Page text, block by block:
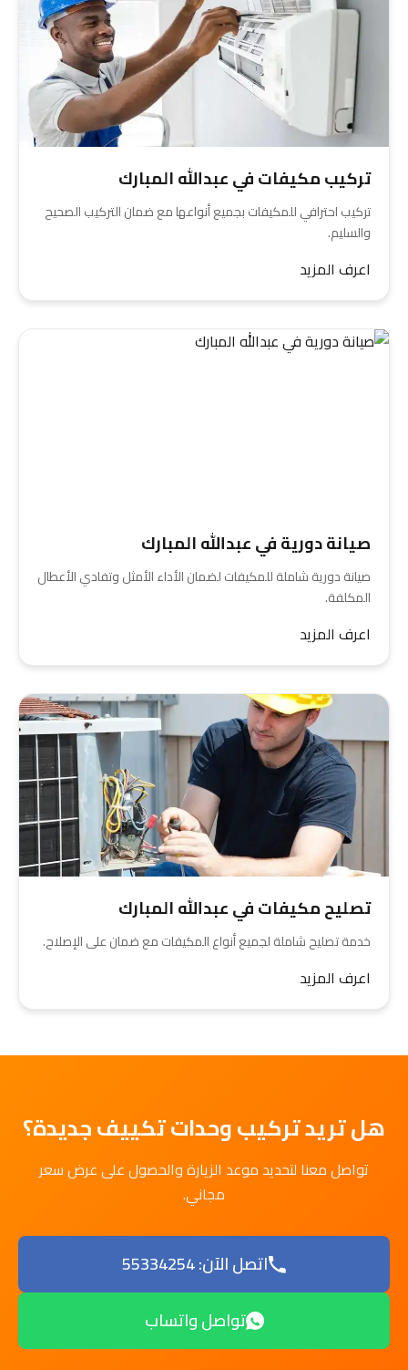
تركيب مكيفات في عبدالله المبارك
تركيب احترافي للمكيفات بجميع أنواعها مع ضمان التركيب الصحيح
والسليم.
اعرف المزيد
صيانة دورية في عبدالله المبارك
صيانة دورية شاملة للمكيفات لضمان الأداء الأمثل وتفادي الأعطال
المكلفة.
اعرف المزيد
تصليح مكيفات في عبدالله المبارك
خدمة تصليح شاملة لجميع أنواع المكيفات مع ضمان على الإصلاح.
اعرف المزيد
هل تريد تركيب وحدات تكييف جديدة؟
تواصل معنا لتحديد موعد الزيارة والحصول على عرض سعر
مجاني.
اتصل الآن: 55334254
تواصل واتساب